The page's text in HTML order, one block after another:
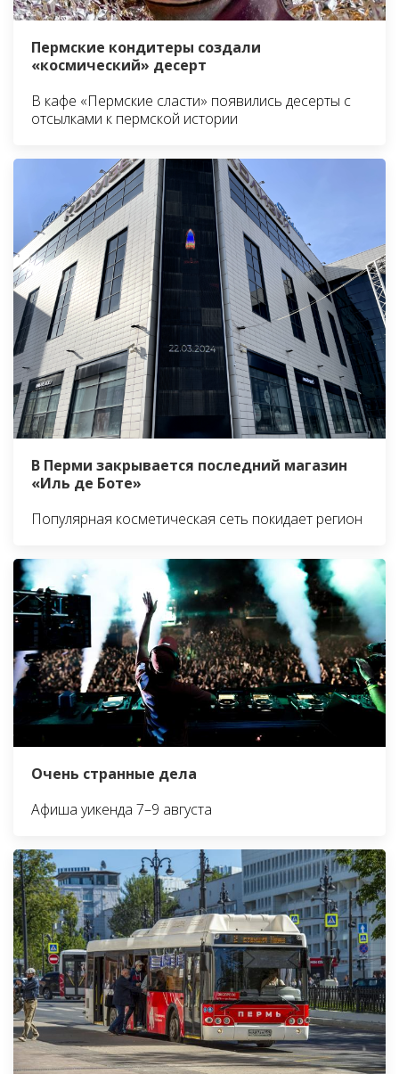
Пермские кондитеры создали
«космический» десерт
В кафе «Пермские сласти» появились десерты с
отсылками к пермской истории
В Перми закрывается последний магазин
«Иль де Боте»
Популярная косметическая сеть покидает регион
Очень странные дела
Афиша уикенда 7–9 августа